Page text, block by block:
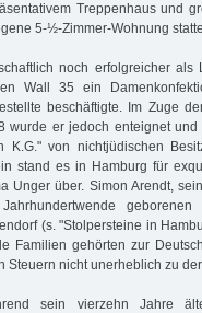
Treppenhaus und
5-½-Zimmer-Wohnung
noch erfolgreicher
Wall 35 ein
beschäftigte. Im Zuge
wurde er jedoch enteignet
K.G." von nichtjüdischen
stand es in Hamburg für
Unger über. Simon Arendt,
(s. "Stolpersteine in
Familien gehörten zur
Steuern nicht unerheblich zu
sein vierzehn Jahre